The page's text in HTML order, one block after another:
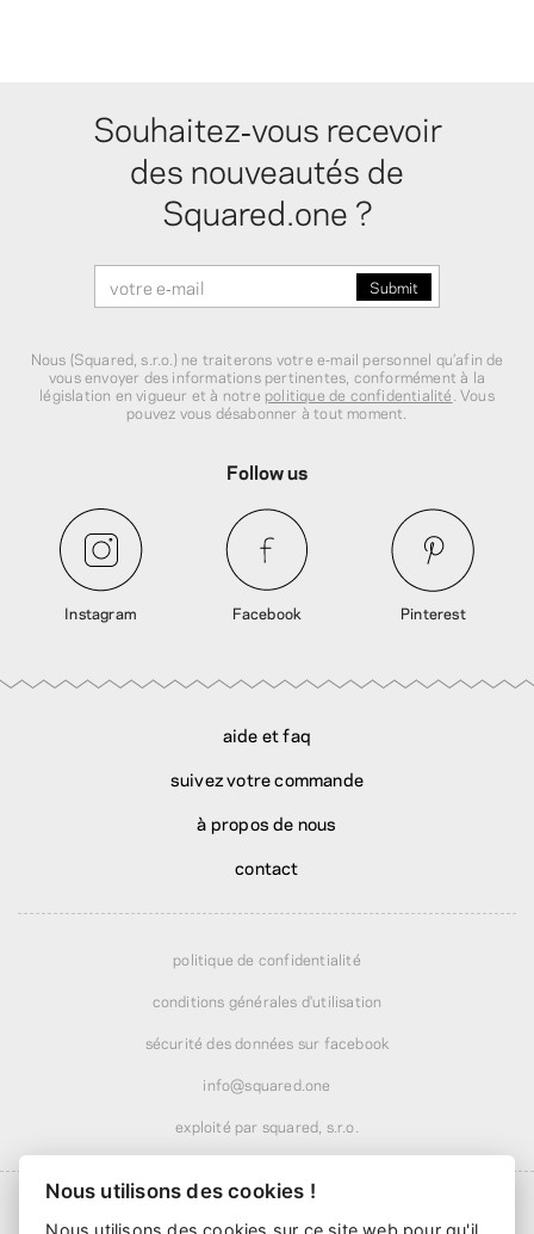
Souhaitez‑vous recevoir
des nouveautés de
Squared.one ?
Nous (Squared, s.r.o.) ne traiterons votre e‑mail personnel qu’afin de
vous envoyer des informations pertinentes, conformément à la
législation en vigueur et à notre politique de confidentialité . Vous
pouvez vous désabonner à tout moment.
Follow us
Instagram Facebook Pinterest
aide et faq
suivez votre commande
à propos de nous
contact
politique de confidentialité
conditions générales d'utilisation
sécurité des données sur facebook
info@squared.one
exploité par squared, s.r.o.
Nous utilisons des cookies !
Nous utilisons des cookies sur ce site web pour qu'il